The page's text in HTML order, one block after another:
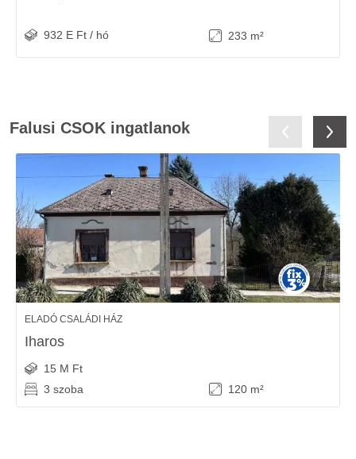
932 E Ft / hó 233 m²
Falusi CSOK ingatlanok
ELADÓ CSALÁDI HÁZ
Iharos
15 M Ft
3 szoba
120 m²